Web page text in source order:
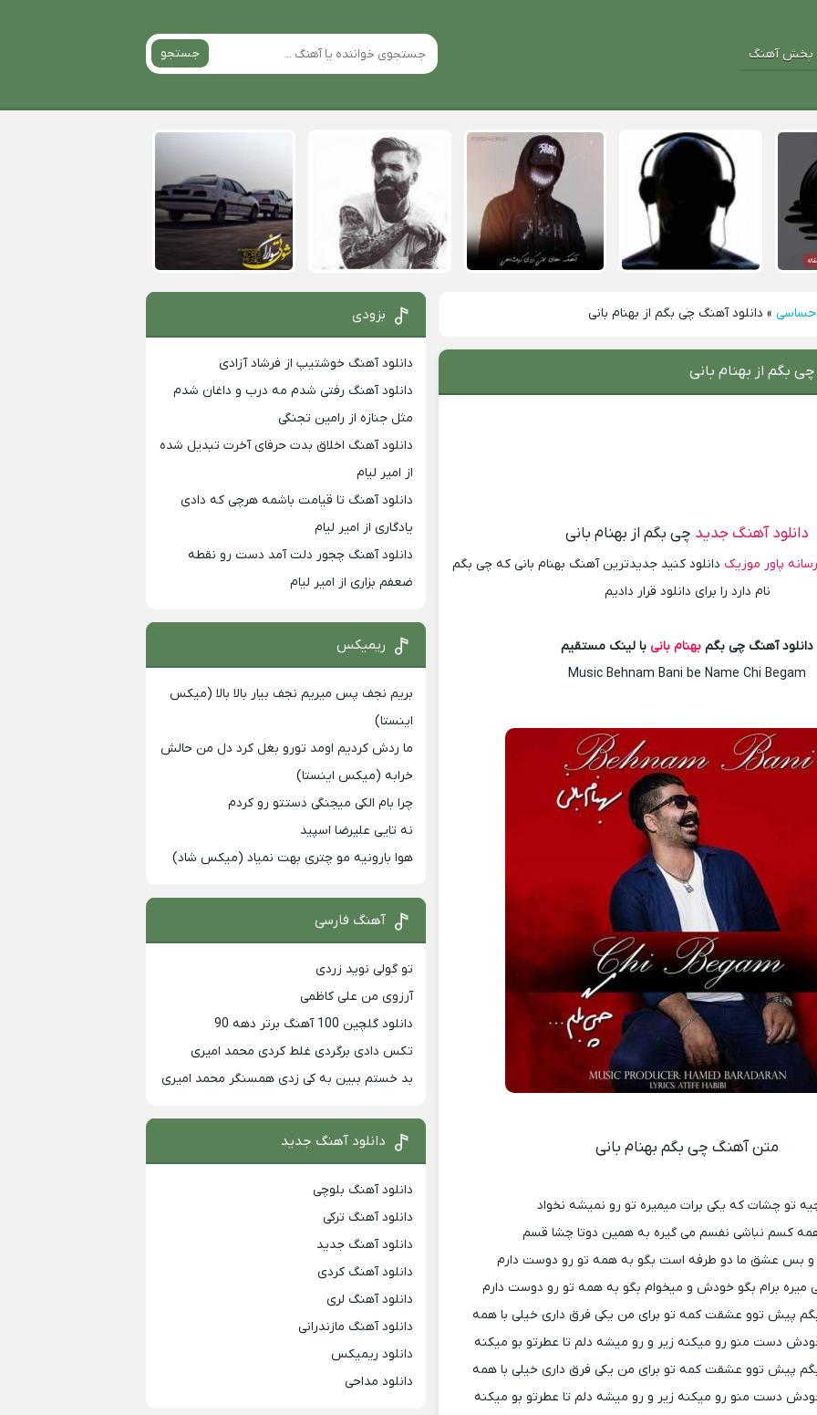
پخش آهنگ جستجو
» دانلود آهنگ چی بگم از بهنام بانی
بگم از بهنام بانی
دانلود آهنگ جدید چی بگم از بهنام بانی
رسانه پاور موزیک دانلود کنید جدیدترین آهنگ بهنام بانی که چی بگم
نام دارد را برای دانلود قرار دادیم
دانلود آهنگ چی بگم بهنام بانی با لینک مستقیم
Music Behnam Bani be Name Chi Begam
متن آهنگ چی بگم بهنام بانی
تو چشات که یکی برات میمیره تو رو نمیشه نخواد
کسم نباشی نفسم می گیره به همین دوتا چشا قسم
و بس عشق ما دو طرفه است بگو به همه تو رو دوست دارم
میره برام بگو خودش و میخوام بگو به همه تو رو دوست دارم
پیش توو عشقت کمه تو برای من یکی فرق داری خیلی با همه
دست منو رو میکنه زیر و رو میشه دلم تا عطرتو بو میکنه
پیش توو عشقت کمه تو برای من یکی فرق داری خیلی با همه
دست منو رو میکنه زیر و رو میشه دلم تا عطرتو بو میکنه
بزودی
دانلود آهنگ خوشتیپ از فرشاد آزادی
دانلود آهنگ رفتی شدم مه درب و داغان شدم
مثل جنازه از رامین تجنگی
دانلود آهنگ اخلاق بدت حرفای آخرت تبدیل شده
از امیر لیام
دانلود آهنگ تا قیامت باشمه هرچی که دادی
یادگاری از امیر لیام
دانلود آهنگ چجور دلت آمد دست رو نقطه
ضعفم بزاری از امیر لیام
ریمیکس
بریم نجف پس میریم نجف بیار بالا بالا (میکس
اینستا)
ما ردش کردیم اومد تورو بغل کرد دل من حالش
خرابه (میکس اینستا)
چرا بام الکی میجنگی دستتو رو کردم
نه تایی علیرضا اسپید
هوا بارونیه مو چتری بهت نمیاد (میکس شاد)
آهنگ فارسی
تو گولی نوید زردی
آرزوی من علی کاظمی
دانلود گلچین 100 آهنگ برتر دهه 90
تکس دادی برگردی غلط کردی محمد امیری
بد خستم ببین به کی زدی همسنگر محمد امیری
دانلود آهنگ جدید
دانلود آهنگ بلوچی
دانلود آهنگ ترکی
دانلود آهنگ جدید
دانلود آهنگ کردی
دانلود آهنگ لری
دانلود آهنگ مازندرانی
دانلود ریمیکس
دانلود مداحی